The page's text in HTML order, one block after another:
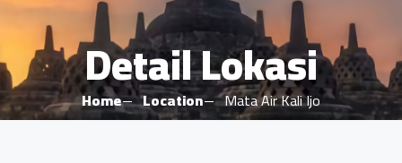
Detail Lokasi
Home Location Mata Air Kali Ijo